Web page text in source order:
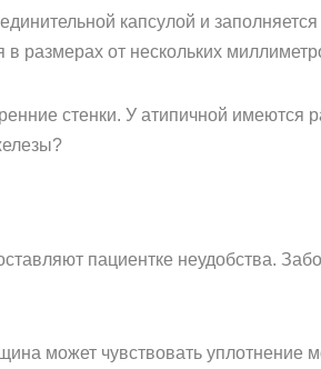
капсулой и
размерах от нескольких
стенки. У атипичной имеются
пациентке неудобства.
может чувствовать уплотнение